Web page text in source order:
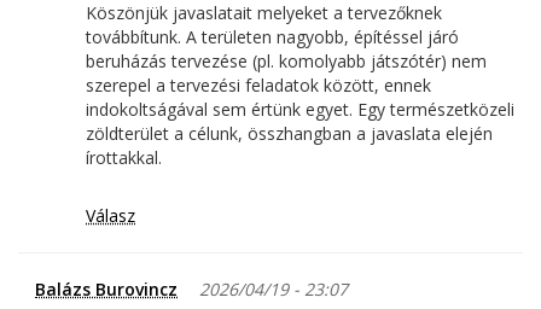
Köszönjük javaslatait melyeket a tervezőknek
továbbítunk. A területen nagyobb, építéssel járó
beruházás tervezése (pl. komolyabb játszótér) nem
szerepel a tervezési feladatok között, ennek
indokoltságával sem értünk egyet. Egy természetközeli
zöldterület a célunk, összhangban a javaslata elején
írottakkal.
Válasz
Balázs Burovincz
2026/04/19 - 23:07